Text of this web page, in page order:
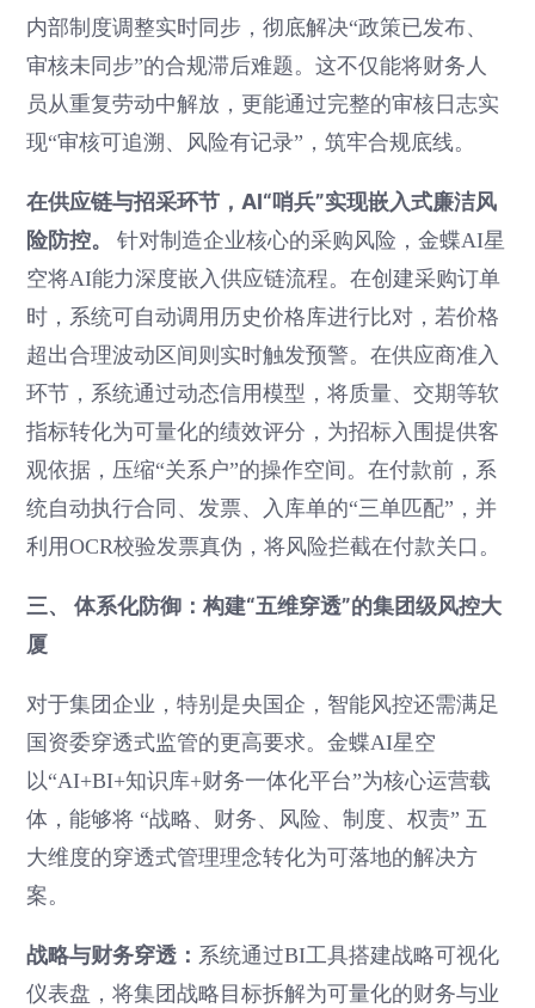
内部制度调整实时同步，彻底解决“政策已发布、
审核未同步”的合规滞后难题。这不仅能将财务人
员从重复劳动中解放，更能通过完整的审核日志实
现“审核可追溯、风险有记录”，筑牢合规底线。
在供应链与招采环节，AI“哨兵”实现嵌入式廉洁风
险防控。针对制造企业核心的采购风险，金蝶AI星
空将AI能力深度嵌入供应链流程。在创建采购订单
时，系统可自动调用历史价格库进行比对，若价格
超出合理波动区间则实时触发预警。在供应商准入
环节，系统通过动态信用模型，将质量、交期等软
指标转化为可量化的绩效评分，为招标入围提供客
观依据，压缩“关系户”的操作空间。在付款前，系
统自动执行合同、发票、入库单的“三单匹配”，并
利用OCR校验发票真伪，将风险拦截在付款关口。
三、 体系化防御：构建“五维穿透”的集团级风控大
厦
对于集团企业，特别是央国企，智能风控还需满足
国资委穿透式监管的更高要求。金蝶AI星空
以“AI+BI+知识库+财务一体化平台”为核心运营载
体，能够将 “战略、财务、风险、制度、权责” 五
大维度的穿透式管理理念转化为可落地的解决方
案。
战略与财务穿透： 系统通过BI工具搭建战略可视化
仪表盘，将集团战略目标拆解为可量化的财务与业